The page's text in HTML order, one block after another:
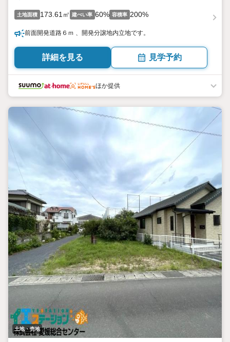
土地面積 173.61㎡ 建ぺい率 60% 容積率 200%
前面開発道路６ｍ 、開発分譲地内立地です。
詳細を見る 見学予約
ほか提供
土地・売地